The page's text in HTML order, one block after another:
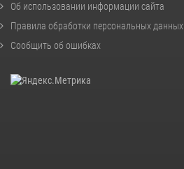
Об использовании информации сайта
Правила обработки персональных данных
Сообщить об ошибках